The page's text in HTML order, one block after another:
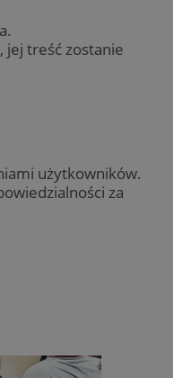
jej treść zostanie
użytkowników.
za